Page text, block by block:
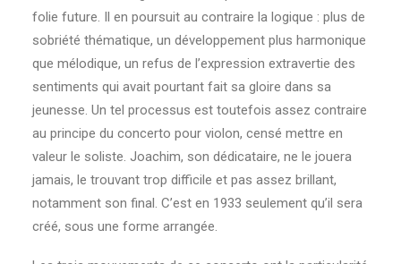
folie future. Il en poursuit au contraire la logique : plus de
sobriété thématique, un développement plus harmonique
que mélodique, un refus de l’expression extravertie des
sentiments qui avait pourtant fait sa gloire dans sa
jeunesse. Un tel processus est toutefois assez contraire
au principe du concerto pour violon, censé mettre en
valeur le soliste. Joachim, son dédicataire, ne le jouera
jamais, le trouvant trop difficile et pas assez brillant,
notamment son final. C’est en 1933 seulement qu’il sera
créé, sous une forme arrangée.